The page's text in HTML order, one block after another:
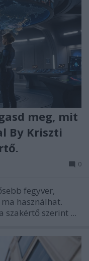
meg, mit
By Kriszti
0
fegyver,
használhat.
szakértő szerint ...